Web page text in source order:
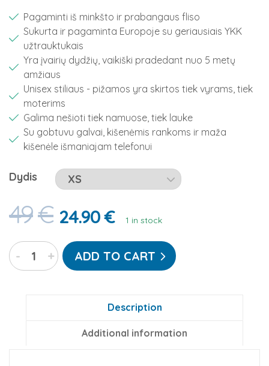
Pagaminti iš minkšto ir prabangaus fliso
Sukurta ir pagaminta Europoje su geriausiais YKK
užtrauktukais
Yra įvairių dydžių, vaikiški pradedant nuo 5 metų
amžiaus
Unisex stiliaus - pižamos yra skirtos tiek vyrams, tiek
moterims
Galima nešioti tiek namuose, tiek lauke
Su gobtuvu galvai, kišenėmis rankoms ir maža
kišenėle išmaniajam telefonui
Dydis
49€ 24.90 € 1 in stock
Go-
Jamz
- + ADD TO CART
Description
Additional information